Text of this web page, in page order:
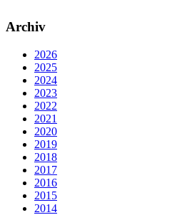
Archiv
2026
2025
2024
2023
2022
2021
2020
2019
2018
2017
2016
2015
2014